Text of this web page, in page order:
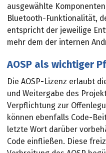
ausgewählte
Bluetooth-Funktionalität,
entspricht der jeweilige
mehr dem der internen
AOSP als wichtiger
Die AOSP-Lizenz erlaubt
und Weitergabe des
Verpflichtung zur
können ebenfalls Code-
letzte Wort darüber
Code einfließen. Diese